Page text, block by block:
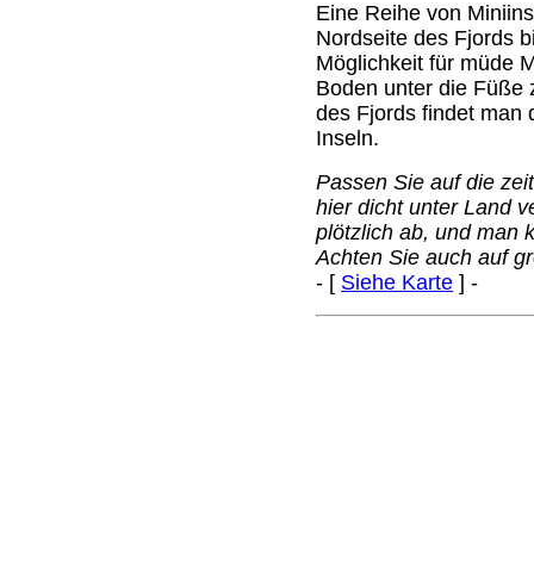
Eine Reihe von
Nordseite des Fjords
Möglichkeit für müde
Boden unter die Füße
des Fjords findet man
Inseln.
Passen Sie auf die
hier dicht unter Land
plötzlich ab, und man
Achten Sie auch auf
- [ Siehe Karte ] -